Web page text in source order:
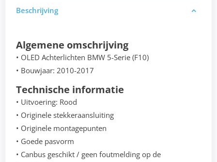
Beschrijving
Algemene omschrijving
• OLED Achterlichten BMW 5-Serie (F10)
• Bouwjaar: 2010-2017
Technische informatie
• Uitvoering: Rood
• Originele stekkeraansluiting
• Originele montagepunten
• Goede pasvorm
• Canbus geschikt / geen foutmelding op de